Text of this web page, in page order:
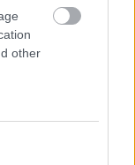
other